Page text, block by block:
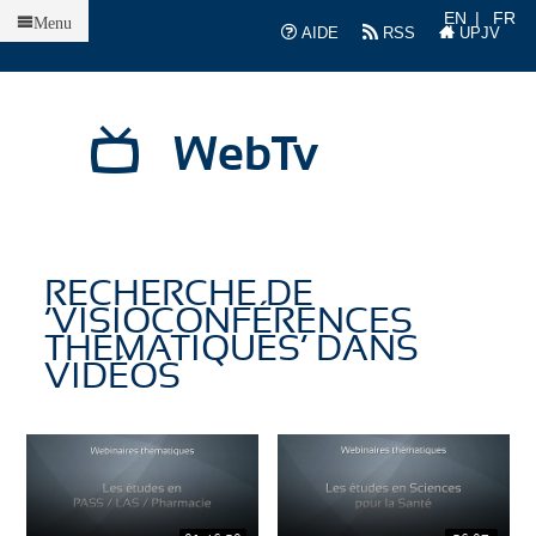
AIDE
RSS UPJV
EN FR
WebTv
Menu
RECHERCHE DE
’VISIOCONFÉRENCES
THÉMATIQUES’ DANS
VIDÉOS